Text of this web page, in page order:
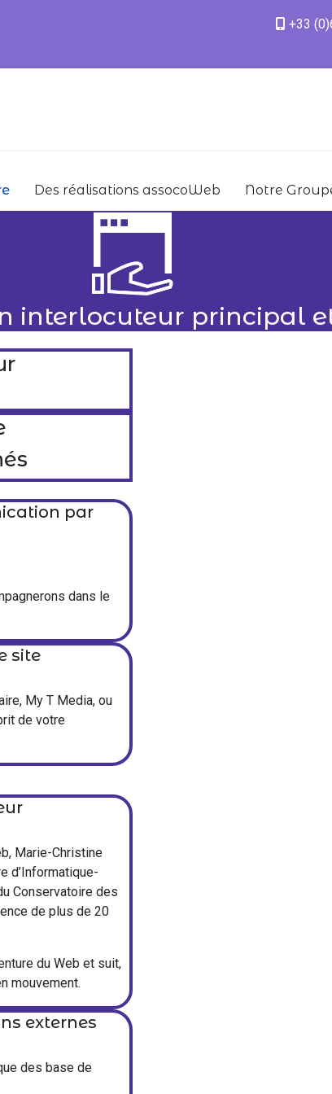
+33
Des réalisations assocoWeb Notre
interlocuteur principal
par
dans le
site
My T Media, ou
de votre
Marie-Christine
d’Informatique-
Conservatoire des
de plus de 20
du Web et suit,
mouvement.
externes
des base de